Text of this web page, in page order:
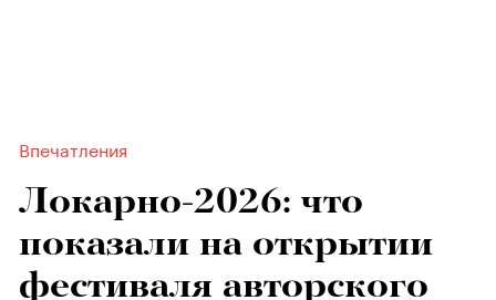
Впечатления
Локарно-2026: что
показали на открытии
фестиваля авторского